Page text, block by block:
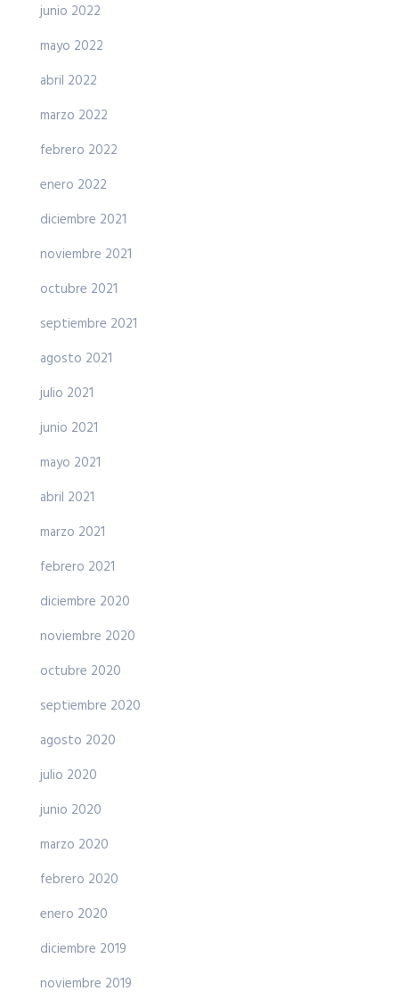
junio 2022
mayo 2022
abril 2022
marzo 2022
febrero 2022
enero 2022
diciembre 2021
noviembre 2021
octubre 2021
septiembre 2021
agosto 2021
julio 2021
junio 2021
mayo 2021
abril 2021
marzo 2021
febrero 2021
diciembre 2020
noviembre 2020
octubre 2020
septiembre 2020
agosto 2020
julio 2020
junio 2020
marzo 2020
febrero 2020
enero 2020
diciembre 2019
noviembre 2019